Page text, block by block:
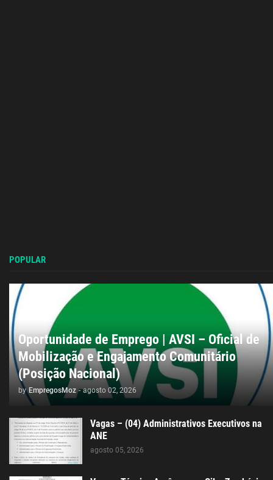
POPULAR
Oportunidade de Emprego | AVSI – Oficial de
Mobilização e Engajamento Comunitário
(Posição Nacional)
by EmpregosMoz - agosto 02, 2026
Vagas – (04) Administrativos Executivos na
ANE
agosto 05, 2026